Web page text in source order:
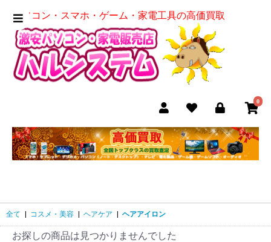
パソコン・スマホ・ゲーム・家電工具の高価買取
0
全て | コスメ・美容 | ヘアケア | ヘアアイロン
お探しの商品は見つかりませんでした